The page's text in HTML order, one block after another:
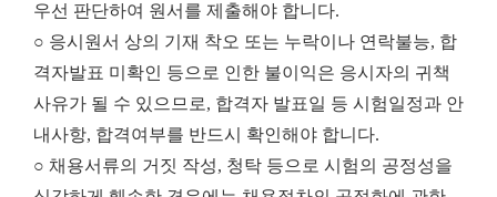
우선 판단하여 원서를 제출해야 합니다.
○ 응시원서 상의 기재 착오 또는 누락이나 연락불능, 합
격자발표 미확인 등으로 인한 불이익은 응시자의 귀책
사유가 될 수 있으므로, 합격자 발표일 등 시험일정과 안
내사항, 합격여부를 반드시 확인해야 합니다.
○ 채용서류의 거짓 작성, 청탁 등으로 시험의 공정성을